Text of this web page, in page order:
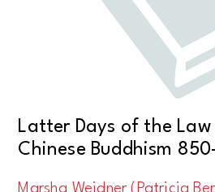
Latter Days of the
Chinese Buddhism